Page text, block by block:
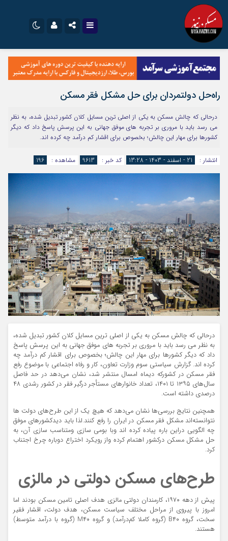
اینستاگرام
تلگرام
سروش
ایتا
آپارات
اپلیکیشن
نام کاربری یا نشانی ایمیل
رمز عبور
مرا به خاطر بسپار
راه‌حل دولتمردان برای حل مشکل فقر مسکن
درحالی که چالش مسکن به یکی از اصلی ترین مسایل کلان کشور تبدیل شده، به نظر
می رسد باید با مروری بر تجربه های موفق جهانی به این پرسش پاسخ داد که دیگر
کشورها برای مهار این چالش؛ بخصوص برای اقشار کم درآمد چه کرده اند.
انتشار : 21 - اسفند - 1403 - 13:28 کد خبر : 9613 مشاهده : 196
درحالی که چالش مسکن به یکی از اصلی ترین مسایل کلان کشور تبدیل شده،
به نظر می رسد باید با مروری بر تجربه های موفق جهانی به این پرسش پاسخ
داد که دیگر کشورها برای مهار این چالش؛ بخصوص برای اقشار کم درآمد چه
کرده اند. گزارش سیاستی سوم وزارت تعاون، کار و رفاه اجتماعی با موضوع رفع
فقر مسکن در کشورکه دیماه امسال منتشر شد، نشان می‌دهد در حد فاصل
سال‌های ۱۳۹۵ تا ۱۴۰۱، تعداد خانوارهای مستأجر درگیر فقر در کشور رشدی ۴۸
درصدی داشته است.
همچنین نتایج بررسی‌ها نشان می‌دهد که هیچ یک از این طرح‌های دولت ها
نتوانسته‌اند مشکل فقر مسکن در ایران را رفع کنند.لذا باید دیدکشورهای موفق
چه الگویی دراین باره پیاده کرده اند وبا بومی سازی ومتناسب سازی آن، به
حل مشکل مسکن درکشور اهتمام کرده واز رویکرد اختراع دوباره چرخ اجتناب
کرد.
طرح‌های مسکن دولتی در مالزی
پیش از دهه ۱۹۷۰، کارمندان دولتی مالزی هدف اصلی تامین مسکن بودند اما
امروز با پیروی از مراحل مختلف سیاست مسکن، هدف دولت، اقشار فقیر
سخت، گروه B۴۰ (گروه کاملا کم‌درآمد) و گروه M۴۰ (گروه با درآمد متوسط)
هستند.